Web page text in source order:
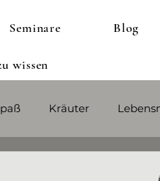
Seminare Blog
wissen
Kräuter